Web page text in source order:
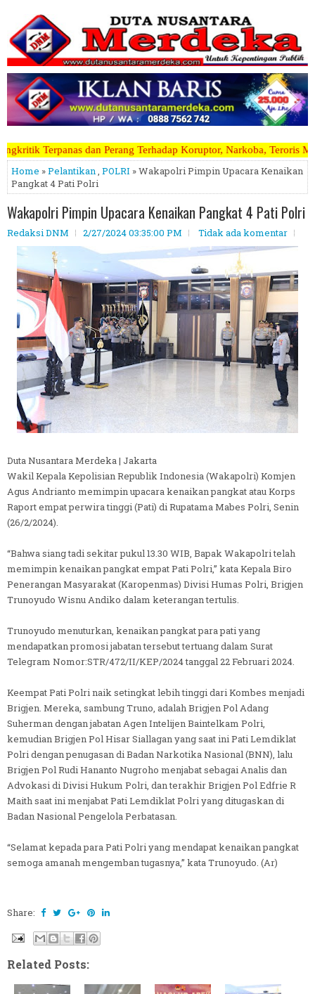
Koruptor, Narkoba, Teroris Musuh Rakyat ~~~~~>>>>>
Home »Pelantikan, POLRI » Wakapolri Pimpin Upacara Kenaikan
Pangkat 4 Pati Polri
Wakapolri Pimpin Upacara Kenaikan Pangkat 4 Pati Polri
Redaksi DNM 2/27/2024 03:35:00 PM Tidak ada komentar
Duta Nusantara Merdeka | Jakarta
Wakil Kepala Kepolisian Republik Indonesia (Wakapolri) Komjen
Agus Andrianto memimpin upacara kenaikan pangkat atau Korps
Raport empat perwira tinggi (Pati) di Rupatama Mabes Polri, Senin
(26/2/2024).
“Bahwa siang tadi sekitar pukul 13.30 WIB, Bapak Wakapolri telah
memimpin kenaikan pangkat empat Pati Polri,” kata Kepala Biro
Penerangan Masyarakat (Karopenmas) Divisi Humas Polri, Brigjen
Trunoyudo Wisnu Andiko dalam keterangan tertulis.
Trunoyudo menuturkan, kenaikan pangkat para pati yang
mendapatkan promosi jabatan tersebut tertuang dalam Surat
Telegram Nomor:STR/472/II/KEP/2024 tanggal 22 Februari 2024.
Keempat Pati Polri naik setingkat lebih tinggi dari Kombes menjadi
Brigjen. Mereka, sambung Truno, adalah Brigjen Pol Adang
Suherman dengan jabatan Agen Intelijen Baintelkam Polri,
kemudian Brigjen Pol Hisar Siallagan yang saat ini Pati Lemdiklat
Polri dengan penugasan di Badan Narkotika Nasional (BNN), lalu
Brigjen Pol Rudi Hananto Nugroho menjabat sebagai Analis dan
Advokasi di Divisi Hukum Polri, dan terakhir Brigjen Pol Edfrie R
Maith saat ini menjabat Pati Lemdiklat Polri yang ditugaskan di
Badan Nasional Pengelola Perbatasan.
“Selamat kepada para Pati Polri yang mendapat kenaikan pangkat
semoga amanah mengemban tugasnya,” kata Trunoyudo. (Ar)
Share:
Related Posts: